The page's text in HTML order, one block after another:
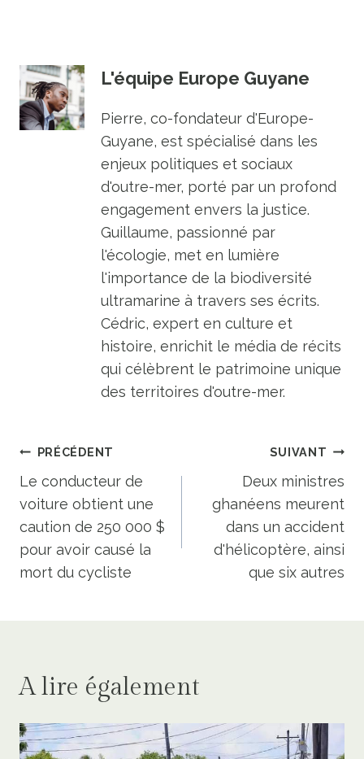
L'équipe Europe Guyane
Pierre, co-fondateur d'Europe-
Guyane, est spécialisé dans les
enjeux politiques et sociaux
d'outre-mer, porté par un profond
engagement envers la justice.
Guillaume, passionné par
l'écologie, met en lumière
l'importance de la biodiversité
ultramarine à travers ses écrits.
Cédric, expert en culture et
histoire, enrichit le média de récits
qui célèbrent le patrimoine unique
des territoires d'outre-mer.
Navigation
de
l’article
PRÉCÉDENT
Le conducteur de
voiture obtient une
caution de 250 000 $
pour avoir causé la
mort du cycliste
SUIVANT
Deux ministres
ghanéens meurent
dans un accident
d'hélicoptère, ainsi
que six autres
A lire également